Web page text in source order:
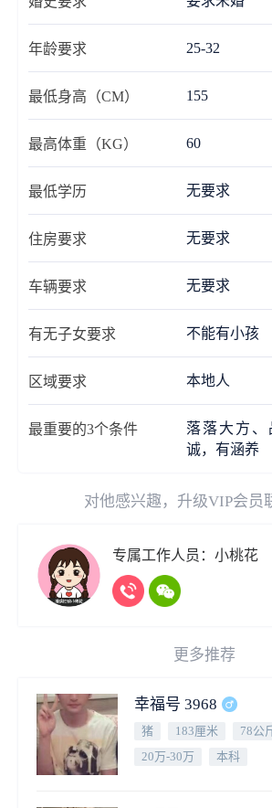
年龄要求 25-32
最低身高（CM） 155
最高体重（KG） 60
最低学历 无要求
住房要求 无要求
车辆要求 无要求
有无子女要求 不能有小孩
区域要求 本地人
最重要的3个条件
落落大方、
诚，有涵养
对他感兴趣，升级VIP会员
专属工作人员：小桃花
更多推荐
幸福号 3968
猪 183厘米 78公
20万-30万
本科